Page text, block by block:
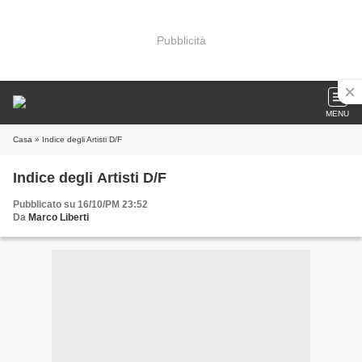
Pubblicità
MENU
Casa » Indice degli Artisti D/F
Indice degli Artisti D/F
Pubblicato su 16/10/PM 23:52
Da Marco Liberti